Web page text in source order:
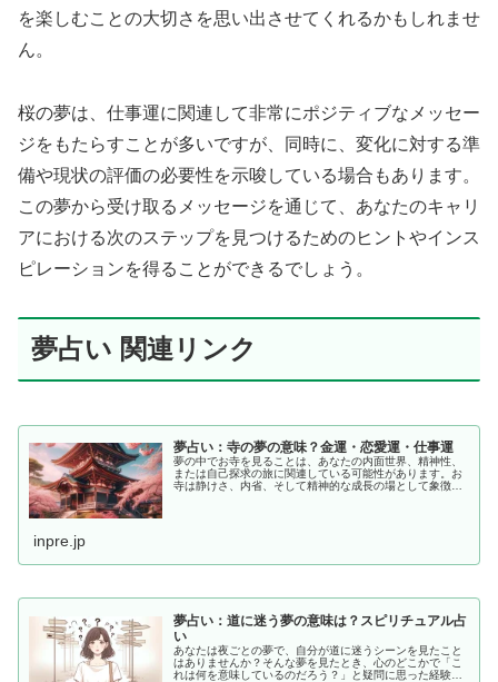
を楽しむことの大切さを思い出させてくれるかもしれませ
ん。
桜の夢は、仕事運に関連して非常にポジティブなメッセー
ジをもたらすことが多いですが、同時に、変化に対する準
備や現状の評価の必要性を示唆している場合もあります。
この夢から受け取るメッセージを通じて、あなたのキャリ
アにおける次のステップを見つけるためのヒントやインス
ピレーションを得ることができるでしょう。
夢占い 関連リンク
夢占い：寺の夢の意味？金運・恋愛運・仕事運
夢の中でお寺を見ることは、あなたの内面世界、精神性、
または自己探求の旅に関連している可能性があります。お
寺は静けさ、内省、そして精神的な成長の場として象徴さ
inpre.jp
夢占い：道に迷う夢の意味は？スピリチュアル占
い
あなたは夜ごとの夢で、自分が道に迷うシーンを見たこと
はありませんか？そんな夢を見たとき、心のどこかで「こ
れは何を意味しているのだろう？」と疑問に思った経験